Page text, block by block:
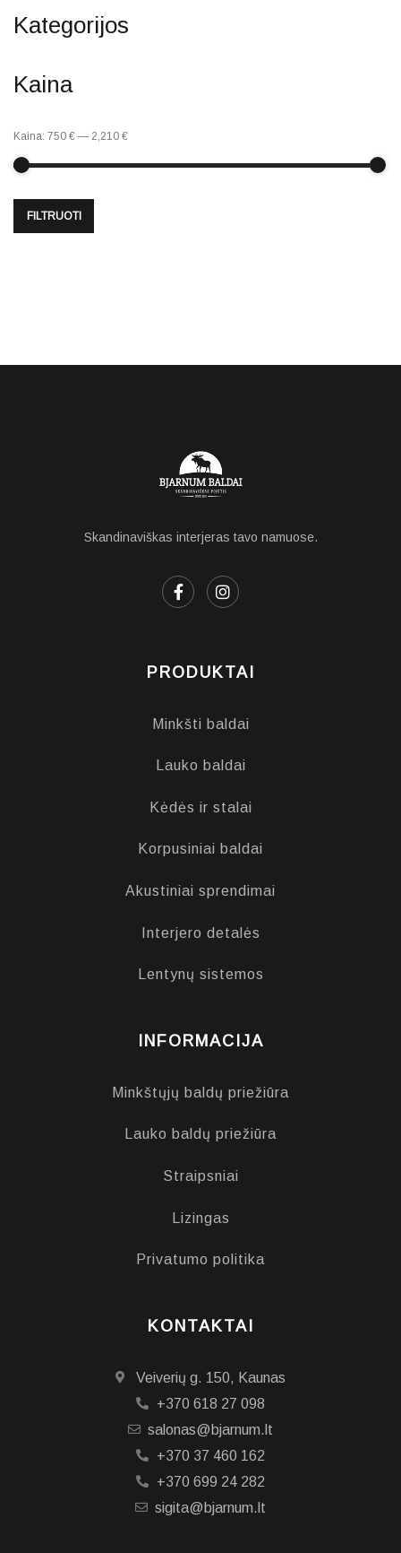
Kategorijos
Kaina
FILTRUOTI
Kaina: 750 € — 2,210 €
Skandinaviškas interjeras tavo namuose.
PRODUKTAI
Minkšti baldai
Lauko baldai
Kėdės ir stalai
Korpusiniai baldai
Akustiniai sprendimai
Interjero detalės
Lentynų sistemos
INFORMACIJA
Minkštųjų baldų priežiūra
Lauko baldų priežiūra
Straipsniai
Lizingas
Privatumo politika
KONTAKTAI
Veiverių g. 150, Kaunas
+370 618 27 098
salonas@bjarnum.lt
+370 37 460 162
+370 699 24 282
sigita@bjarnum.lt